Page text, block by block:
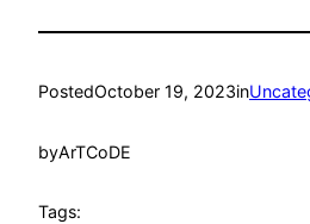
PostedOctober 19, 2023in
byArTCoDE
Tags: